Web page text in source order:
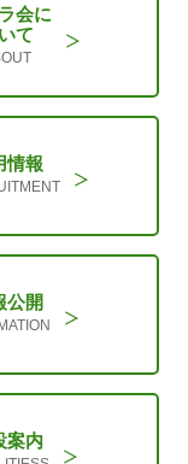
会に
て
情報
公開
案内